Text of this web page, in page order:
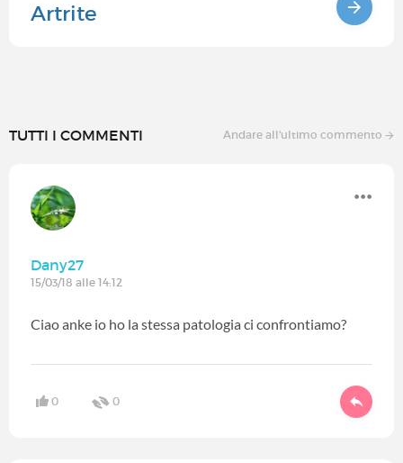
Artrite
TUTTI I COMMENTI Andare all'ultimo commento
Dany27
15/03/18 alle 14:12
Ciao anke io ho la stessa patologia ci confrontiamo?
0 0